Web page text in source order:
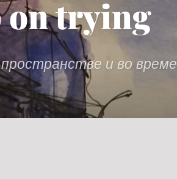
on trying
и во